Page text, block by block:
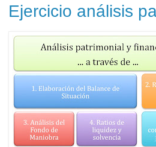
Ejercicio análisis